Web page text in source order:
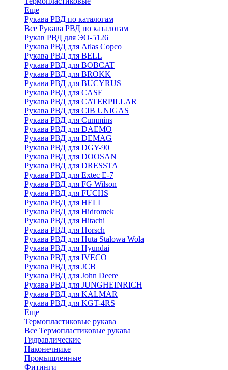
Еще
Рукава РВД по каталогам
Все Рукава РВД по каталогам
Рукав РВД для ЭО-5126
Рукава РВД для Atlas Copco
Рукава РВД для BELL
Рукава РВД для BOBCAT
Рукава РВД для BROKK
Рукава РВД для BUCYRUS
Рукава РВД для CASE
Рукава РВД для CATERPILLAR
Рукава РВД для CIB UNIGAS
Рукава РВД для Cummins
Рукава РВД для DAEMO
Рукава РВД для DEMAG
Рукава РВД для DGY-90
Рукава РВД для DOOSAN
Рукава РВД для DRESSTA
Рукава РВД для Extec E-7
Рукава РВД для FG Wilson
Рукава РВД для FUCHS
Рукава РВД для HELI
Рукава РВД для Hidromek
Рукава РВД для Hitachi
Рукава РВД для Horsch
Рукава РВД для Huta Stalowa Wola
Рукава РВД для Hyundai
Рукава РВД для IVECO
Рукава РВД для JCB
Рукава РВД для John Deere
Рукава РВД для JUNGHEINRICH
Рукава РВД для KALMAR
Рукава РВД для KGT-4RS
Еще
Термопластиковые рукава
Все Термопластиковые рукава
Гидравлические
Наконечнике
Промышленные
Фитинги